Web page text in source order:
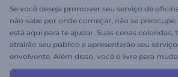
Se você deseja promover seu serviço de
não sabe por onde começar, não se
está aqui para te ajudar. Suas cenas
atrairão seu público e apresentarão seu
envolvente. Além disso, você é livre para
e combinar com sua própria mídia e idéias.